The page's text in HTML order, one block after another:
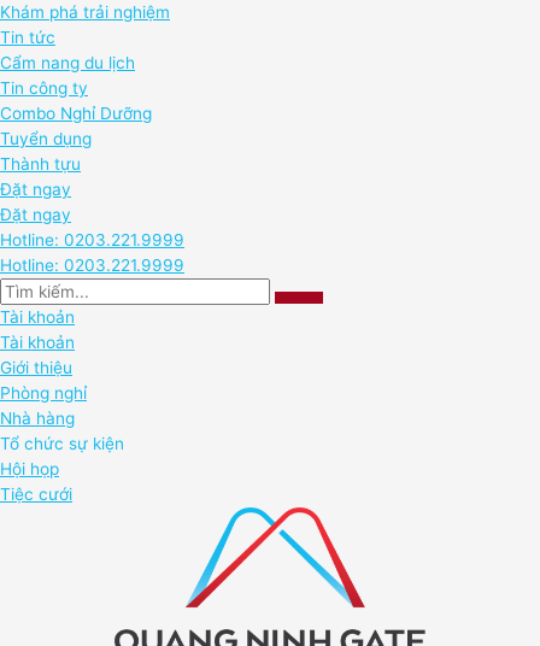
Khám phá trải nghiệm
Tin tức
Cẩm nang du lịch
Tin công ty
Combo Nghỉ Dưỡng
Tuyển dụng
Thành tựu
Đặt ngay
Đặt ngay
Hotline: 0203.221.9999
Hotline: 0203.221.9999
Tài khoản
Tài khoản
Giới thiệu
Phòng nghỉ
Nhà hàng
Tổ chức sự kiện
Hội họp
Tiệc cưới